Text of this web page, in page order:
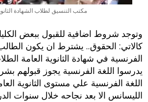
مكتب التنسيق لطلاب الشهادة
وتوجد شروط اضافية للقبول‮ ‬ببعض
كالاتي‮: ‬الحقوق‮.. ‬يشترط ان يكون
الفرنسية في شهادة الثانوية العامة
يدرسوا اللغة الفرنسية يجوز قبولهم
اللغة الفرنسية علي مستوى الثانوية
الليسانس الا بعد نجاحه خلال سنوات